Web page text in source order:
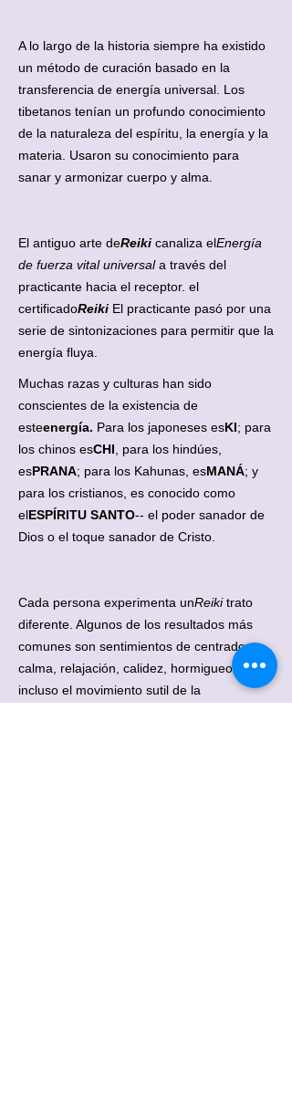
A lo largo de la historia siempre ha existido
un método de curación basado en la
transferencia de energía universal. Los
tibetanos tenían un profundo conocimiento
de la naturaleza del espíritu, la energía y la
materia. Usaron su conocimiento para
sanar y armonizar cuerpo y alma.
El antiguo arte deReiki canaliza elEnergía
de fuerza vital universala través del
practicante hacia el receptor. el
certificadoReiki El practicante pasó por una
serie de sintonizaciones para permitir que la
energía fluya.
Muchas razas y culturas han sido
conscientes de la existencia de
esteenergía. Para los japoneses esKI; para
los chinos esCHI , para los hindúes,
esPRANA; para los Kahunas, esMANÁ; y
para los cristianos, es conocido como
elESPÍRITU SANTO-- el poder sanador de
Dios o el toque sanador de Cristo.
Cada persona experimenta unReikitrato
diferente. Algunos de los resultados más
comunes son sentimientos de centrado,
calma, relajación, calidez, hormigueo e
incluso el movimiento sutil de la